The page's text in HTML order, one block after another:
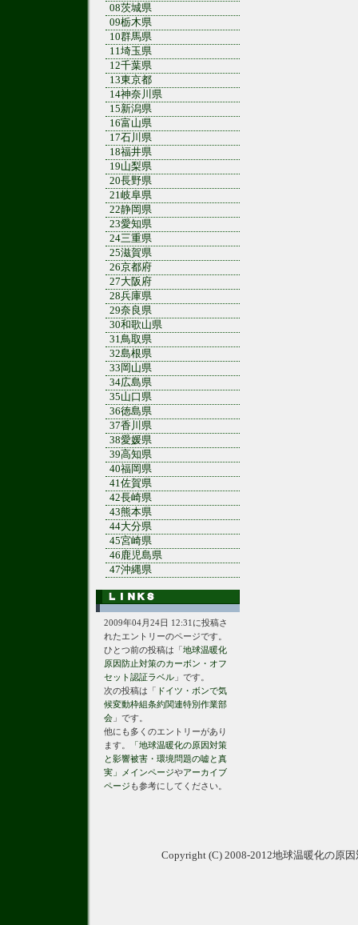
08茨城県
09栃木県
10群馬県
11埼玉県
12千葉県
13東京都
14神奈川県
15新潟県
16富山県
17石川県
18福井県
19山梨県
20長野県
21岐阜県
22静岡県
23愛知県
24三重県
25滋賀県
26京都府
27大阪府
28兵庫県
29奈良県
30和歌山県
31鳥取県
32島根県
33岡山県
34広島県
35山口県
36徳島県
37香川県
38愛媛県
39高知県
40福岡県
41佐賀県
42長崎県
43熊本県
44大分県
45宮崎県
46鹿児島県
47沖縄県
2009年04月24日 12:31に投稿さ
れたエントリーのページです。
ひとつ前の投稿は「地球温暖化
原因防止対策のカーボン・オフ
セット認証ラベル 」です。
次の投稿は「 ドイツ・ボンで気
候変動枠組条約関連特別作業部
会 」です。
他にも多くのエントリーがあり
ます。
「地球温暖化の原因対策
と影響被害・環境問題の嘘と真
実」メインページやアーカイブ
ページ も参考にしてください。
Copyright (C) 2008-2012地球温暖化の原